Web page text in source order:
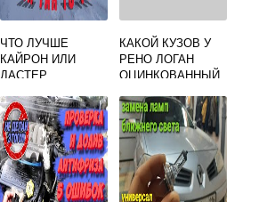
ЧТО ЛУЧШЕ
КАЙРОН ИЛИ
ДАСТЕР
КАКОЙ КУЗОВ У
РЕНО ЛОГАН
ОЦИНКОВАННЫЙ